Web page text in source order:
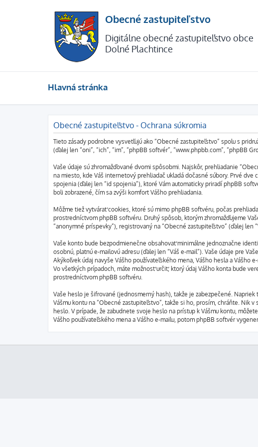
Obecné zastupiteľstvo
Digitálne obecné zastupiteľstvo obce
Dolné Plachtince
Hlavná stránka
Obecné zastupiteľstvo - Ochrana súkromia
Tieto zásady podrobne vysvetľujú ako “Obecné zastupiteľstvo” spolu s
(ďalej len “oni”, “ich”, “im”, “phpBB softvér”, “www.phpbb.com”, “phpBB
Vaše údaje sú zhromažďované dvomi spôsobmi. Najskôr, prehliadanie
na miesto, kde Váš internetový prehliadač ukladá dočasné súbory. Prvé
spojenia (ďalej len “id spojenia”), ktoré Vám automaticky priradí phpBB
boli zobrazené, čím sa zvýši komfort Vášho prehliadania.
Môžme tiež vytvárať cookies, ktoré sú mimo phpBB softvéru, počas
prostredníctvom phpBB softvéru. Druhý spôsob, ktorým zhromažďujeme
“anonymné príspevky”), registrovaný na “Obecné zastupiteľstvo” (ďalej
Vaše konto bude bezpodmienečne obsahovať minimálne jednoznačne
osobnú, platnú e-mailovú adresu (ďalej len “Váš e-mail”). Vaše údaje pre
Akýkoľvek údaj navyše Vášho používateľského mena, Vášho hesla a Vášho
Vo všetkých prípadoch, máte možnosť určiť, ktorý údaj Vášho konta bude
prostredníctvom phpBB softvéru.
Vaše heslo je šifrované (jednosmerný hash), takže je zabezpečené.
Vášmu kontu na “Obecné zastupiteľstvo”, takže si ho, prosím, chráňte. Nik
heslo. V prípade, že zabudnete svoje heslo na prístup k Vášmu kontu,
Vášho používateľského mena a Vášho e-mailu, potom phpBB softvér